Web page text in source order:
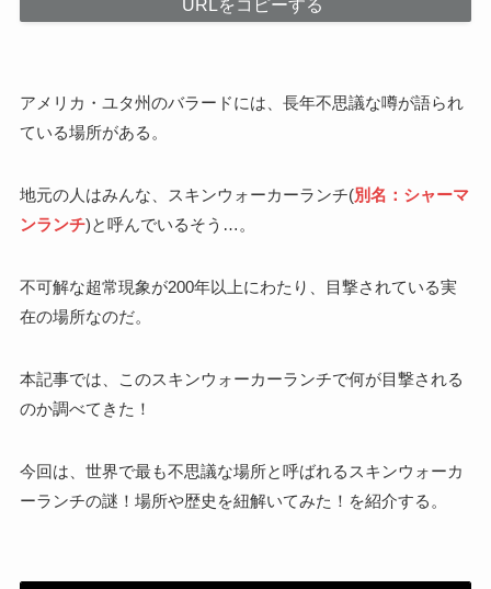
URLをコピーする
アメリカ・ユタ州のバラードには、長年不思議な噂が語られ
ている場所がある。
地元の人はみんな、スキンウォーカーランチ(別名：シャーマ
ンランチ)と呼んでいるそう…。
不可解な超常現象が200年以上にわたり、目撃されている実
在の場所なのだ。
本記事では、このスキンウォーカーランチで何が目撃される
のか調べてきた！
今回は、世界で最も不思議な場所と呼ばれるスキンウォーカ
ーランチの謎！場所や歴史を紐解いてみた！を紹介する。